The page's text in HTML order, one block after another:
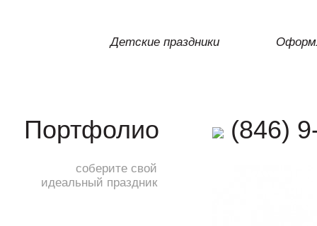
Детские праздники
(846)
соберите свой
идеальный праздник
Портфолио